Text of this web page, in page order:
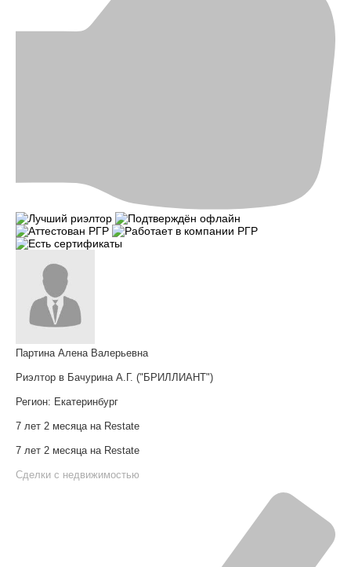
Партина Алена Валерьевна
Риэлтор в Бачурина А.Г. ("БРИЛЛИАНТ")
Регион: Екатеринбург
7 лет 2 месяца на Restate
7 лет 2 месяца на Restate
Сделки с недвижимостью